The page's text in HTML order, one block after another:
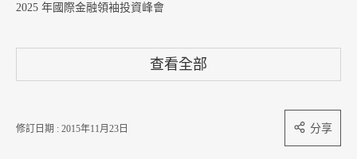
2025 年國際金融領袖投資峰會
查看全部
修訂日期 : 2015年11月23日 分享